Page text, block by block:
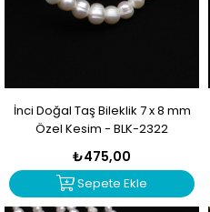
İnci Doğal Taş Bileklik 7 x 8 mm
Özel Kesim - BLK-2322
₺475,00
Sepete Ekle